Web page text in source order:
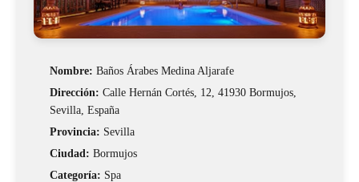
Nombre: Baños Árabes Medina Aljarafe
Dirección: Calle Hernán Cortés, 12, 41930 Bormujos,
Sevilla, España
Provincia: Sevilla
Ciudad: Bormujos
Categoría: Spa